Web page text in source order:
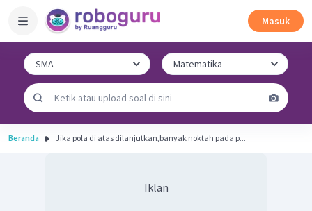
Masuk
Beranda Jika pola di atas dilanjutkan,banyak noktah pada p...
Iklan